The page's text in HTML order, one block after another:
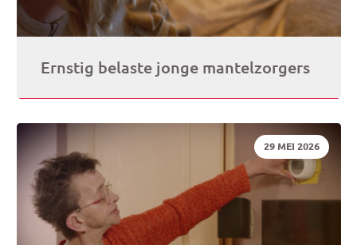
Ernstig belaste jonge mantelzorgers
DATUM:
29 MEI 2026